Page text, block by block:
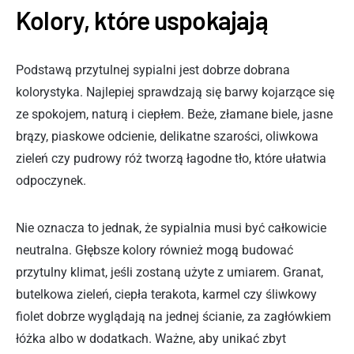
Kolory, które uspokajają
Podstawą przytulnej sypialni jest dobrze dobrana
kolorystyka. Najlepiej sprawdzają się barwy kojarzące się
ze spokojem, naturą i ciepłem. Beże, złamane biele, jasne
brązy, piaskowe odcienie, delikatne szarości, oliwkowa
zieleń czy pudrowy róż tworzą łagodne tło, które ułatwia
odpoczynek.
Nie oznacza to jednak, że sypialnia musi być całkowicie
neutralna. Głębsze kolory również mogą budować
przytulny klimat, jeśli zostaną użyte z umiarem. Granat,
butelkowa zieleń, ciepła terakota, karmel czy śliwkowy
fiolet dobrze wyglądają na jednej ścianie, za zagłówkiem
łóżka albo w dodatkach. Ważne, aby unikać zbyt